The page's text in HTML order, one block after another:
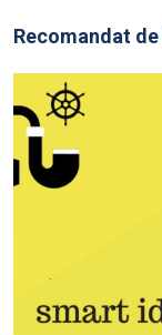
Recomandat de